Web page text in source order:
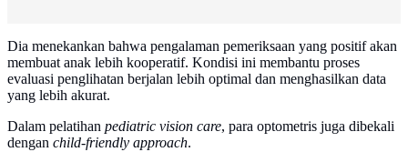
Dia menekankan bahwa pengalaman pemeriksaan yang positif akan
membuat anak lebih kooperatif. Kondisi ini membantu proses
evaluasi penglihatan berjalan lebih optimal dan menghasilkan data
yang lebih akurat.
Dalam pelatihan pediatric vision care, para optometris juga dibekali
dengan child-friendly approach.